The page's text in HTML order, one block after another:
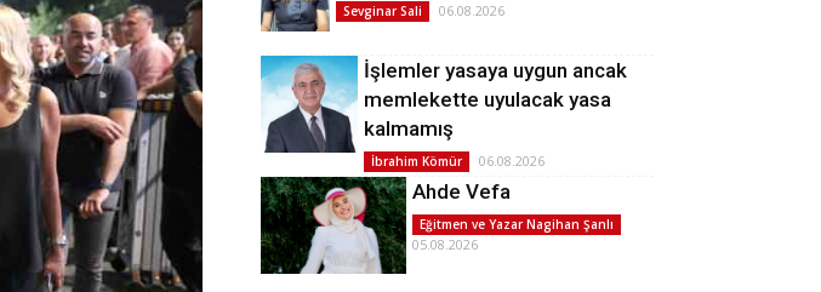
Sevginar Sali 06.08.2026
İşlemler yasaya uygun ancak
memlekette uyulacak yasa
kalmamış
İbrahim Kömür 06.08.2026
Ahde Vefa
Eğitmen ve Yazar Nagihan Şanlı
05.08.2026